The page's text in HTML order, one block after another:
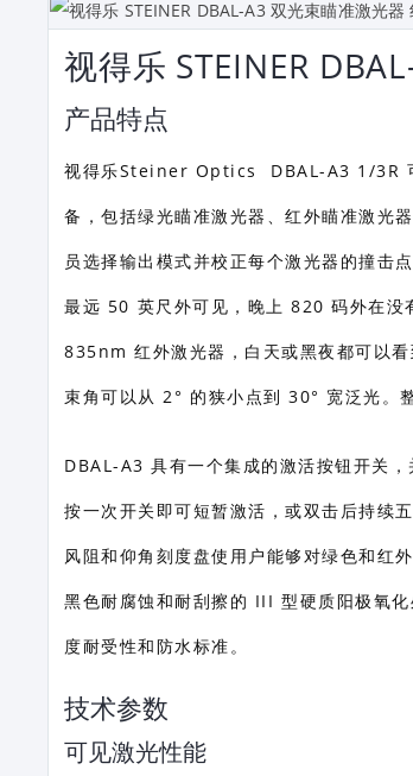
视得乐 STEINER
产品特点
视得乐Steiner Optics DBAL-A3 1/3R
备，包括绿光瞄准激光器、红外瞄准激光
员选择输出模式并校正每个激光器的撞击
最远 50 英尺外可见，晚上 820 码外在没
835nm 红外激光器，白天或黑夜都可以
束角可以从 2° 的狭小点到 30° 宽泛光。
DBAL-A3 具有一个集成的激活按钮开关
按一次开关即可短暂激活，或双击后持续
风阻和仰角刻度盘使用户能够对绿色和红
黑色耐腐蚀和耐刮擦的 III 型硬质阳极氧
度耐受性和防水标准。
技术参数
可见激光性能